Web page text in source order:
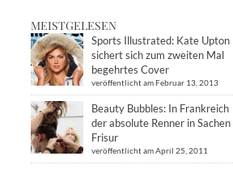
MEISTGELESEN
Sports Illustrated: Kate Upton
sichert sich zum zweiten Mal
begehrtes Cover
veröffentlicht am Februar 13, 2013
Beauty Bubbles: In Frankreich
der absolute Renner in Sachen
Frisur
veröffentlicht am April 25, 2011